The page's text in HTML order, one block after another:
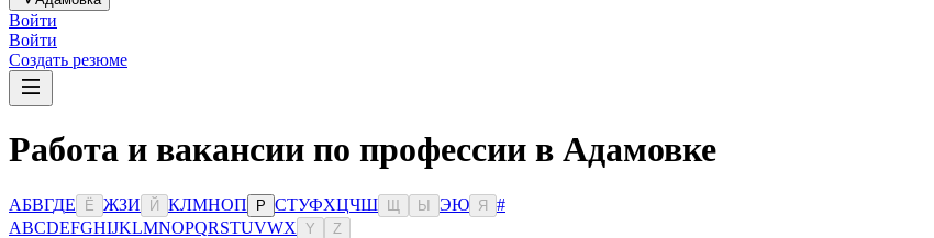
Войти
Войти
Создать резюме
Работа и вакансии по профессии в Адамовке
АБВГДЕ Ё ЖЗИ Й КЛМНОП Р СТУФХЦЧШ Ы ЭЮ Я
#
ABCDEFGHIJKLMNOPQRSTUVWX Y Z